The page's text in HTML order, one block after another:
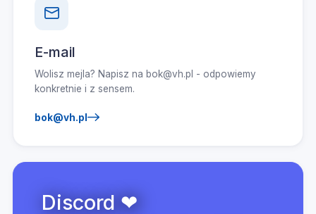
E-mail
Wolisz mejla? Napisz na bok@vh.pl - odpowiemy
konkretnie i z sensem.
bok@vh.pl
Discord ❤